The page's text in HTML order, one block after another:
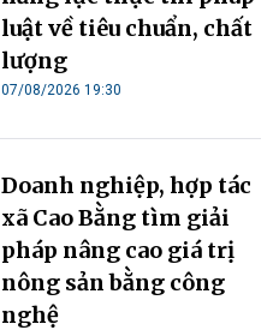
luật về tiêu chuẩn, chất
lượng
07/08/2026 19:30
Doanh nghiệp, hợp tác
xã Cao Bằng tìm giải
pháp nâng cao giá trị
nông sản bằng công
nghệ